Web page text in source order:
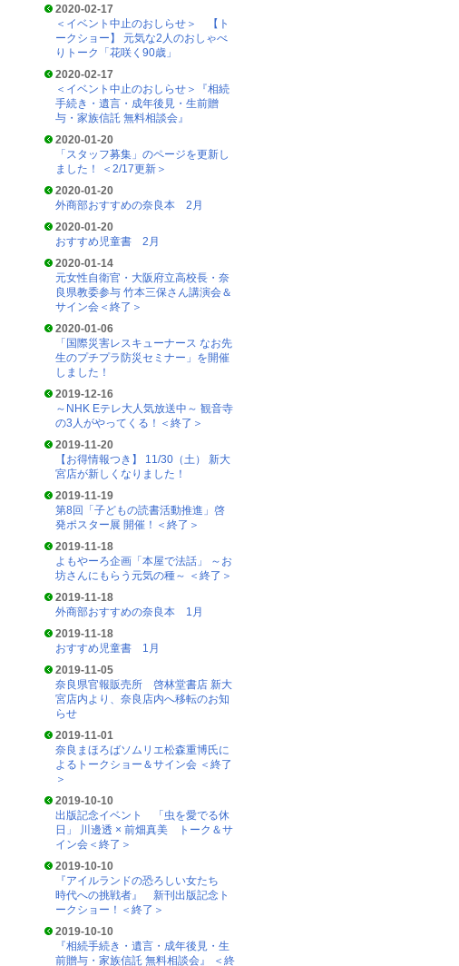
2020-02-17
＜イベント中止のおしらせ＞ 【ト
ークショー】 元気な2人のおしゃべ
りトーク「花咲く90歳」
2020-02-17
＜イベント中止のおしらせ＞『相続
手続き・遺言・成年後見・生前贈
与・家族信託 無料相談会』
2020-01-20
「スタッフ募集」のページを更新し
ました！ ＜2/17更新＞
2020-01-20
外商部おすすめの奈良本 2月
2020-01-20
おすすめ児童書 2月
2020-01-14
元女性自衛官・大阪府立高校長・奈
良県教委参与 竹本三保さん講演会＆
サイン会＜終了＞
2020-01-06
「国際災害レスキューナース なお先
生のプチプラ防災セミナー」を開催
しました！
2019-12-16
～NHK Eテレ大人気放送中～ 観音寺
の3人がやってくる！＜終了＞
2019-11-20
【お得情報つき】 11/30（土） 新大
宮店が新しくなりました！
2019-11-19
第8回「子どもの読書活動推進」啓
発ポスター展 開催！＜終了＞
2019-11-18
よもやーろ企画「本屋で法話」 ～お
坊さんにもらう元気の種～ ＜終了＞
2019-11-18
外商部おすすめの奈良本 1月
2019-11-18
おすすめ児童書 1月
2019-11-05
奈良県官報販売所 啓林堂書店 新大
宮店内より、奈良店内へ移転のお知
らせ
2019-11-01
奈良まほろばソムリエ松森重博氏に
よるトークショー＆サイン会 ＜終了
＞
2019-10-10
出版記念イベント 「虫を愛でる休
日」 川邊透 × 前畑真美 トーク＆サ
イン会＜終了＞
2019-10-10
『アイルランドの恐ろしい女たち
時代への挑戦者』 新刊出版記念ト
ークショー！＜終了＞
2019-10-10
『相続手続き・遺言・成年後見・生
前贈与・家族信託 無料相談会』 ＜終